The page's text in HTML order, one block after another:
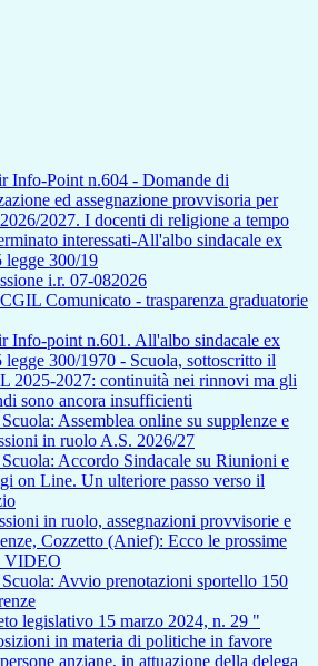
Info-Point n.604 - Domande di
ed assegnazione provvisoria per
2026/2027. I docenti di religione a tempo
interessati-All'albo sindacale ex
legge 300/19
i.r. 07-082026
Comunicato - trasparenza graduatorie
Info-point n.601. All'albo sindacale ex
legge 300/1970 - Scuola, sottoscritto il
2025-2027: continuità nei rinnovi ma gli
sono ancora insufficienti
Assemblea online su supplenze e
in ruolo A.S. 2026/27
Accordo Sindacale su Riunioni e
on Line. Un ulteriore passo verso il
in ruolo, assegnazioni provvisorie e
Cozzetto (Anief): Ecco le prossime
VIDEO
Avvio prenotazioni sportello 150
legislativo 15 marzo 2024, n. 29 "
in materia di politiche in favore
anziane, in attuazione della delega